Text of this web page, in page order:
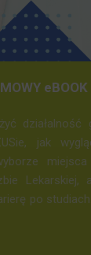
eBOOK
działalność
jak
Lekarskiej,
po